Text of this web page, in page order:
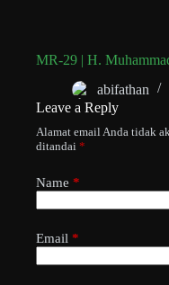
MR-29 | H.
abifathan
Leave a Reply
Alamat email Anda tidak
ditandai *
Name *
Email *